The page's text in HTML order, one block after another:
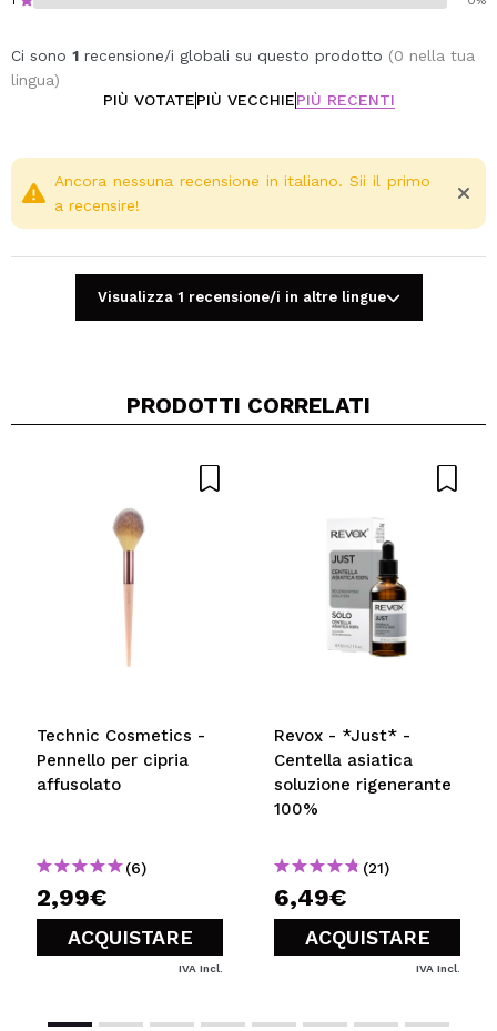
chi cerca un trattamento idratante e lenitivo.
Ci sono 1 recensione/i globali su questo prodotto (0 nella tua
lingua)
PIÙ VOTATEPIÙ VECCHIEPIÙ RECENTI
Condividi un video o una foto
Consiglieresti questo acquisto?
Ancora nessuna recensione in italiano. Sii il primo
a recensire!
Visualizza 1 recensione/i in altre lingue
PRODOTTI CORRELATI
Technic Cosmetics -
Pennello per cipria
affusolato
(6)
2,99€
ACQUISTARE
IVA Incl.
Revox - *Just* -
Centella asiatica
soluzione rigenerante
100%
(21)
6,49€
ACQUISTARE
IVA Incl.